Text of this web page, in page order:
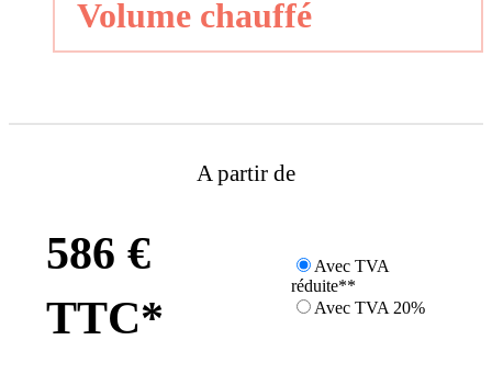
Volume chauffé
A partir de
586 €
TTC*
Avec TVA
réduite**
Avec TVA 20%